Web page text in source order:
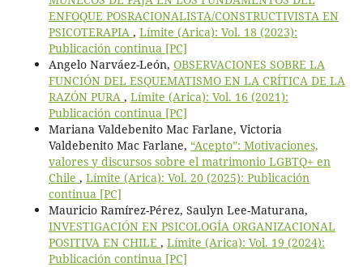
ENFOQUE POSRACIONALISTA/CONSTRUCTIVISTA EN
PSICOTERAPIA , Límite (Arica): Vol. 18 (2023):
Publicación continua [PC]
Angelo Narváez-León, OBSERVACIONES SOBRE LA
FUNCIÓN DEL ESQUEMATISMO EN LA CRÍTICA DE LA
RAZÓN PURA , Límite (Arica): Vol. 16 (2021):
Publicación continua [PC]
Mariana Valdebenito Mac Farlane, Victoria
Valdebenito Mac Farlane, “Acepto”: Motivaciones,
valores y discursos sobre el matrimonio LGBTQ+ en
Chile , Límite (Arica): Vol. 20 (2025): Publicación
continua [PC]
Mauricio Ramírez-Pérez, Saulyn Lee-Maturana,
INVESTIGACIÓN EN PSICOLOGÍA ORGANIZACIONAL
POSITIVA EN CHILE , Límite (Arica): Vol. 19 (2024):
Publicación continua [PC]